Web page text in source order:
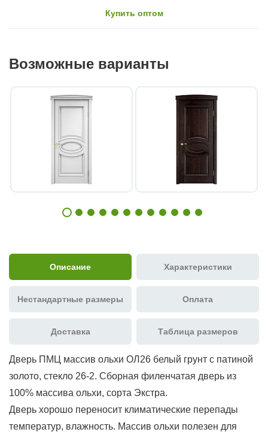
Купить оптом
Возможные варианты
Описание Характеристики
Нестандартные размеры Оплата
Доставка Таблица размеров
Дверь ПМЦ массив ольхи ОЛ26 белый грунт с патиной
золото, стекло 26-2. Сборная филенчатая дверь из
100% массива ольхи, сорта Экстра.
Дверь хорошо переносит климатические перепады
температур, влажность. Массив ольхи полезен для